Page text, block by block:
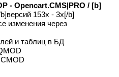
- Opencart.CMS|PRO / [b]
153x - 3x[/b]
изменения через
и таблиц в БД